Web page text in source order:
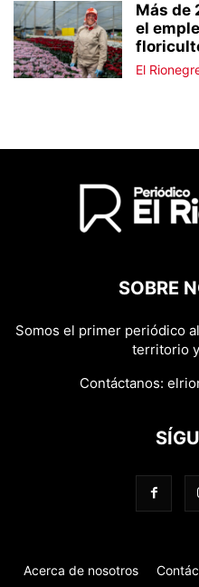
Más de
el
El
SOBRE
Somos el primer periódico
territorio
Contáctanos:
Acerca de nosotros